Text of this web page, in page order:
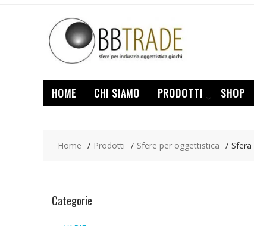
HOME CHI SIAMO PRODOTTI SHOP
Home Prodotti Sfere per oggettistica Sfera
Categorie